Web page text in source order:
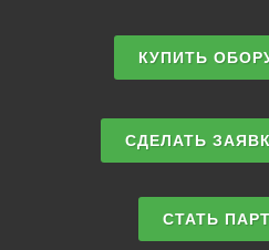
КУПИТЬ
СДЕЛАТЬ
СТАТЬ